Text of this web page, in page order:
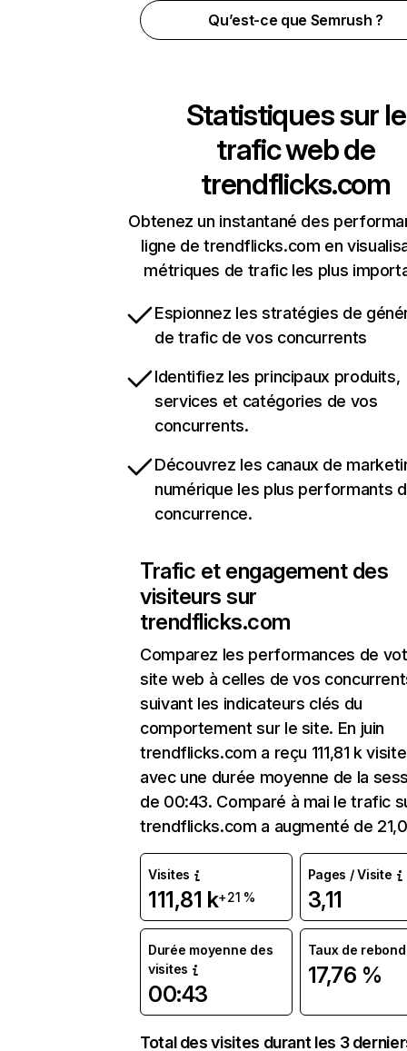
Qu’est-ce que Semrush ?
Statistiques sur le
trafic web de
trendflicks.com
Obtenez un instantané des
ligne de trendflicks.com en
métriques de trafic les plus
Espionnez les stratégies de
de trafic de vos concurrents
Identifiez les principaux produits,
services et catégories de vos
concurrents.
Découvrez les canaux de
numérique les plus performants
concurrence.
Trafic et engagement des
visiteurs sur
trendflicks.com
Comparez les performances de
site web à celles de vos
suivant les indicateurs clés du
comportement sur le site. En juin
trendflicks.com a reçu 111,81 k
avec une durée moyenne de la
de 00:43. Comparé à mai le trafic
trendflicks.com a augmenté de
Visites
111,81 k+21 %
Pages / Visite
3,11
Durée moyenne des
visites
00:43
Taux de rebond
17,76 %
Total des visites durant les 3